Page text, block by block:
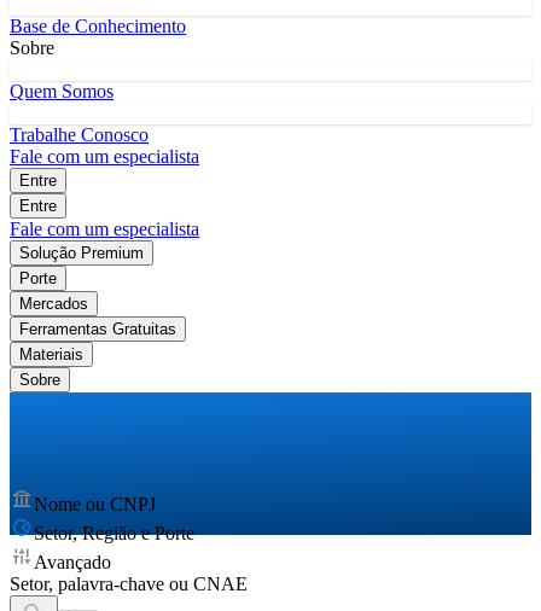
Base de Conhecimento
Sobre
Quem Somos
Trabalhe Conosco
Fale com um especialista
Entre
Entre
Fale com um especialista
Solução Premium
Porte
Mercados
Ferramentas Gratuitas
Materiais
Sobre
Nome ou CNPJ
Setor, Região e Porte
Avançado
Setor, palavra-chave ou CNAE